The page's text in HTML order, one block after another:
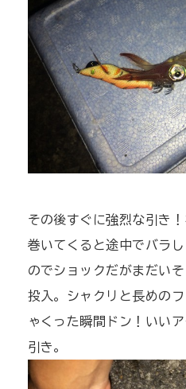
その後すぐに強烈な引き
巻いてくると途中でバラ
のでショックだがまだい
投入。シャクリと長めの
ゃくった瞬間ドン！いい
引き。